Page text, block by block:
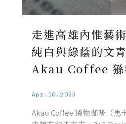
走進高雄內惟藝
純白與綠蔭的文
Akau Coffee 猻
Apr.10.2023
Akau Coffee 猻物咖啡（⾺